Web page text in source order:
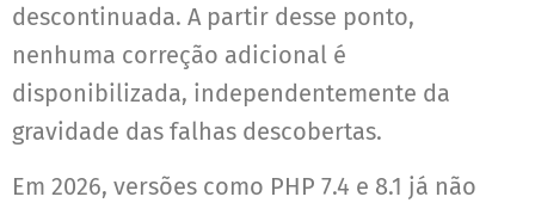
descontinuada. A partir desse ponto,
nenhuma correção adicional é
disponibilizada, independentemente da
gravidade das falhas descobertas.
Em 2026, versões como PHP 7.4 e 8.1 já não